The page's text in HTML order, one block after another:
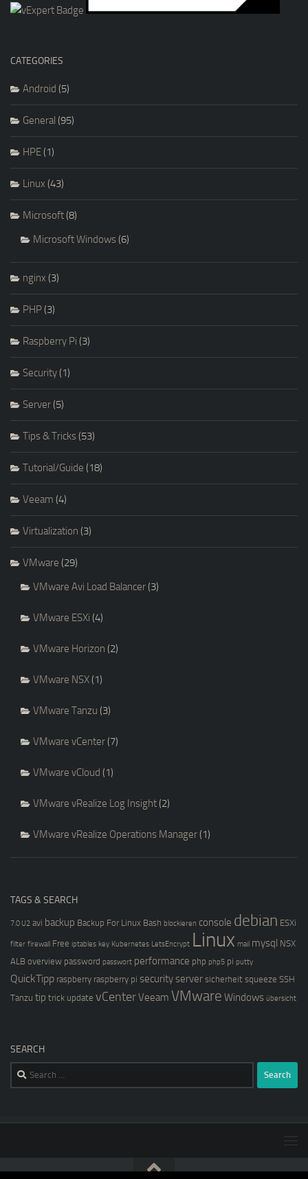
CATEGORIES
Android (5)
General (95)
HPE(1)
Linux (43)
Microsoft(8)
Microsoft Windows(6)
nginx (3)
PHP(3)
Raspberry Pi (3)
Security(1)
Server(5)
Tips & Tricks(53)
Tutorial/Guide (18)
Veeam (4)
Virtualization (3)
VMware (29)
VMware Avi Load Balancer(3)
VMware ESXi (4)
VMware Horizon (2)
VMware NSX(1)
VMware Tanzu (3)
VMware vCenter(7)
VMware vCloud (1)
VMware vRealize Log Insight(2)
VMware vRealize Operations Manager(1)
TAGS & SEARCH
7.0 U2 avi backup Backup For Linux Bash blockieren console debian ESXi
filter firewall Free iptables key Kubernetes LetsEncrypt Linux mail mysql NSX
ALB overview password passwort performance php php5 pi putty
QuickTipp raspberry raspberry pi securityserver sicherheit squeeze SSH
Tanzu tip trick update vCenterVeeam VMware Windows übersicht
SEARCH
Search
for: